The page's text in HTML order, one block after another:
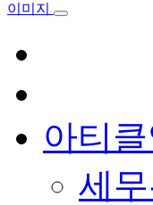
이미지
아티
세